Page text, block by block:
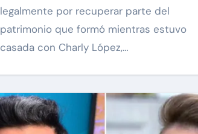
legalmente por recuperar parte del
patrimonio que formó mientras estuvo
casada con Charly López,…
Exclusivas Sean 'Diddy' Combs
Jay-Z reacciona a
acusaciones de supuesto
abuso a menor de 13 años
junto a Diddy Combs en
plena fiesta
Dic 9, 2024